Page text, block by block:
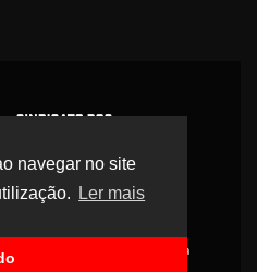
navegar no site
Ler mais
- Direitos Reservados
Legislação Desportiva